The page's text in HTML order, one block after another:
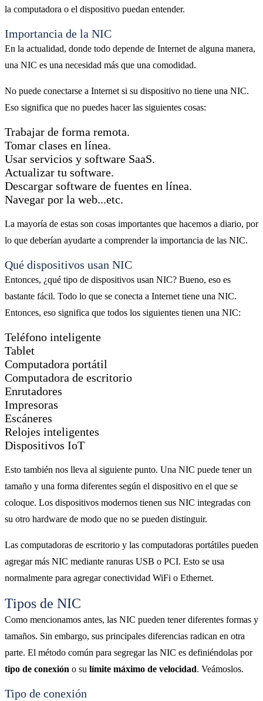
la computadora o el dispositivo puedan entender.
Importancia de la NIC
En la actualidad, donde todo depende de Internet de alguna manera,
una NIC es una necesidad más que una comodidad.
No puede conectarse a Internet si su dispositivo no tiene una NIC.
Eso significa que no puedes hacer las siguientes cosas:
Trabajar de forma remota.
Tomar clases en línea.
Usar servicios y software SaaS.
Actualizar tu software.
Descargar software de fuentes en línea.
Navegar por la web...etc.
La mayoría de estas son cosas importantes que hacemos a diario, por
lo que deberían ayudarte a comprender la importancia de las NIC.
Qué dispositivos usan NIC
Entonces, ¿qué tipo de dispositivos usan NIC? Bueno, eso es
bastante fácil. Todo lo que se conecta a Internet tiene una NIC.
Entonces, eso significa que todos los siguientes tienen una NIC:
Teléfono inteligente
Tablet
Computadora portátil
Computadora de escritorio
Enrutadores
Impresoras
Escáneres
Relojes inteligentes
Dispositivos IoT
Esto también nos lleva al siguiente punto. Una NIC puede tener un
tamaño y una forma diferentes según el dispositivo en el que se
coloque. Los dispositivos modernos tienen sus NIC integradas con
su otro hardware de modo que no se pueden distinguir.
Las computadoras de escritorio y las computadoras portátiles pueden
agregar más NIC mediante ranuras USB o PCI. Esto se usa
normalmente para agregar conectividad WiFi o Ethernet.
Tipos de NIC
Como mencionamos antes, las NIC pueden tener diferentes formas y
tamaños. Sin embargo, sus principales diferencias radican en otra
parte. El método común para segregar las NIC es definiéndolas por
tipo de conexión o su límite máximo de velocidad. Veámoslos.
Tipo de conexión